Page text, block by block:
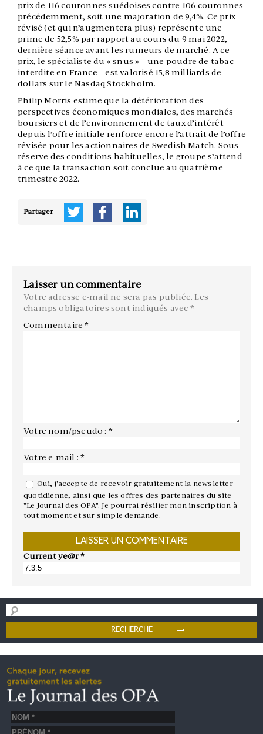
prix de 116 couronnes suédoises contre 106 couronnes
précédemment, soit une majoration de 9,4%. Ce prix
révisé (et qui n’augmentera plus) représente une
prime de 52,5% par rapport au cours du 9 mai 2022,
dernière séance avant les rumeurs de marché. A ce
prix, le spécialiste du « snus » – une poudre de tabac
interdite en France – est valorisé 15,8 milliards de
dollars sur le Nasdaq Stockholm.
Philip Morris estime que la détérioration des
perspectives économiques mondiales, des marchés
boursiers et de l’environnement de taux d’intérêt
depuis l’offre initiale renforce encore l’attrait de l’offre
révisée pour les actionnaires de Swedish Match. Sous
réserve des conditions habituelles, le groupe s’attend
à ce que la transaction soit conclue au quatrième
trimestre 2022.
Partager
Laisser un commentaire
Votre adresse e-mail ne sera pas publiée. Les
champs obligatoires sont indiqués avec *
Commentaire*
Votre nom/pseudo : *
Votre e-mail : *
Oui, j'accepte de recevoir gratuitement la newsletter
quotidienne, ainsi que les offres des partenaires du site
"Le Journal des OPA". Je pourrai résilier mon inscription à
tout moment et sur simple demande.
Current ye@r*